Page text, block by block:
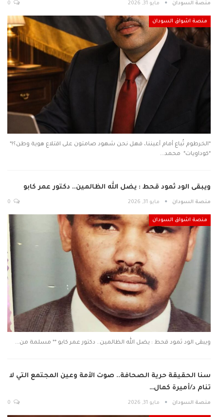
منصة السودان مايو 31, 2026
منصة اشواق السودان
*الخرطوم تُباع أمام أعيننا، فهل نحن شهود صامتون على اقتلاع هوية وطن؟!*
*كوداويات* ️ محمد…
ويبقى الود ثمود قحط : يضل الله الظالمين.. دكتور عمر كابو
منصة السودان مايو 31, 2026
منصة اشواق السودان
ويبقى الود ثمود قحط : يضل الله الظالمين.. دكتور عمر كابو ** مسلمة من…
سنا الحقيقة حرية الصحافة.. صوت الأمة وعين المجتمع التي لا
تنام د/أميرة كمال…
منصة السودان مايو 31, 2026